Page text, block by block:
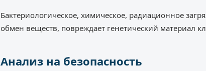
Бактериологическое, химическое, радиационное
обмен веществ, повреждает генетический материал
Анализ на безопасность